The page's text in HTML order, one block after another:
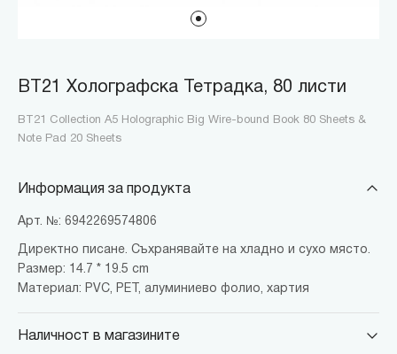
BT21 Холографска Тетрадка, 80 листи
BT21 Collection A5 Holographic Big Wire-bound Book 80 Sheets &
Note Pad 20 Sheets
Информация за продукта
Арт. №: 6942269574806
Директно писане. Съхранявайте на хладно и сухо място.
Размер: 14.7 * 19.5 cm
Материал: PVC, PET, алуминиево фолио, хартия
Наличност в магазините